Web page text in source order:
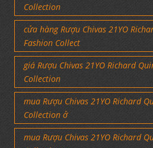
Collection
cửa hàng Rượu Chivas 21YO
Fashion Collect
giá Rượu Chivas 21YO Richard
Collection
mua Rượu Chivas 21YO Richard
Collection ở
mua Rượu Chivas 21YO Richard